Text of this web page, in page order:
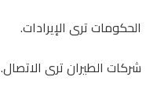
الحكومات ترى الإيرادات.
شركات الطيران ترى الاتصال.